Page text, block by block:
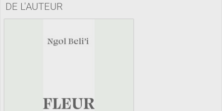
TOUT LE CATALOGUE
DE L'AUTEUR